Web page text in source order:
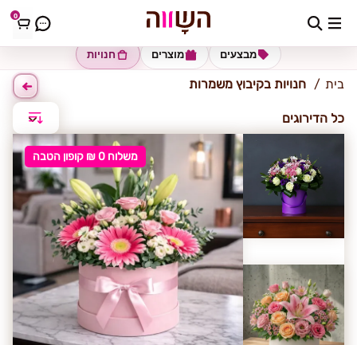
0 קיבוץ משמרות
חנויות מוצרים מבצעים
בית חנויות בקיבוץ משמרות
כל הדירוגים
משלוח 0 ₪ קופון הטבה